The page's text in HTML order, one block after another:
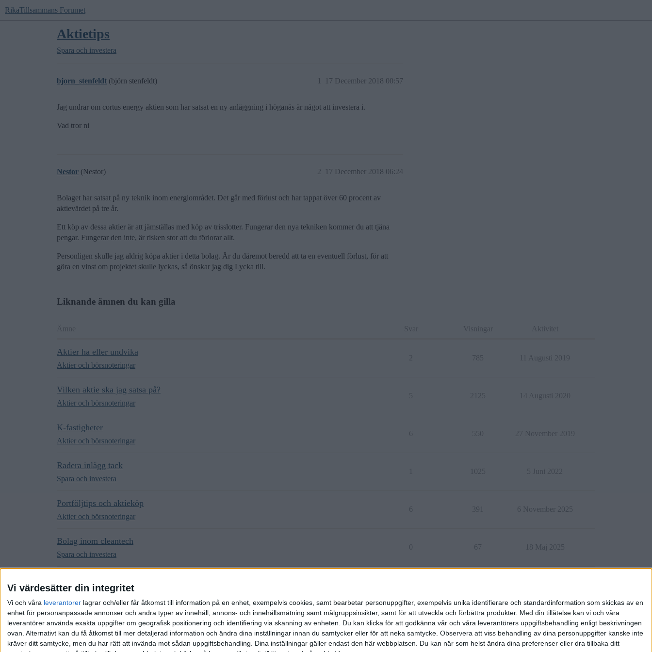
Vi värdesätter din integritet
Vi och våra leverantorer lagrar och/eller får åtkomst till information på en enhet, exempelvis cookies, samt bearbetar personuppgifter, exempelvis unika identifierare och standardinformation som skickas av en
enhet för personanpassade annonser och andra typer av innehåll, annons- och innehållsmätning samt målgruppsinsikter, samt för att utveckla och förbättra produkter. Med din tillåtelse kan vi och våra
leverantörer använda exakta uppgifter om geografisk positionering och identifiering via skanning av enheten. Du kan klicka för att godkänna vår och våra leverantörers uppgiftsbehandling enligt beskrivningen
ovan. Alternativt kan du få åtkomst till mer detaljerad information och ändra dina inställningar innan du samtycker eller för att neka samtycke. Observera att viss behandling av dina personuppgifter kanske inte
kräver ditt samtycke, men du har rätt att invända mot sådan uppgiftsbehandling. Dina inställningar gäller endast den här webbplatsen. Du kan när som helst ändra dina preferenser eller dra tillbaka ditt
RikaTillsammans Forumet
Aktietips
Spara och investera
bjorn_stenfeldt (björn stenfeldt) 17 December 2018 00:57
1
Jag undrar om cortus energy aktien som har satsat en ny anläggning i höganäs är något att investera i.
Vad tror ni
Nestor (Nestor) 17 December 2018 06:24
2
Bolaget har satsat på ny teknik inom energiområdet. Det går med förlust och har tappat över 60 procent av
aktievärdet på tre år.
Ett köp av dessa aktier är att jämställas med köp av trisslotter. Fungerar den nya tekniken kommer du att tjäna
pengar. Fungerar den inte, är risken stor att du förlorar allt.
Personligen skulle jag aldrig köpa aktier i detta bolag. Är du däremot beredd att ta en eventuell förlust, för att
göra en vinst om projektet skulle lyckas, så önskar jag dig Lycka till.
Liknande ämnen du kan gilla
Ämne Svar Visningar Aktivitet
Aktier ha eller undvika
Aktier och börsnoteringar
785 11 Augusti 2019
Vilken aktie ska jag satsa på?
Aktier och börsnoteringar
5 2125 14 Augusti 2020
K-fastigheter
Aktier och börsnoteringar
6 550 27 November 2019
Radera inlägg tack
Spara och investera
1025 5 Juni 2022
Portföljtips och aktieköp
Aktier och börsnoteringar
6 391 6 November 2025
Bolag inom cleantech
Spara och investera
0 67 18 Maj 2025
Spara och investera